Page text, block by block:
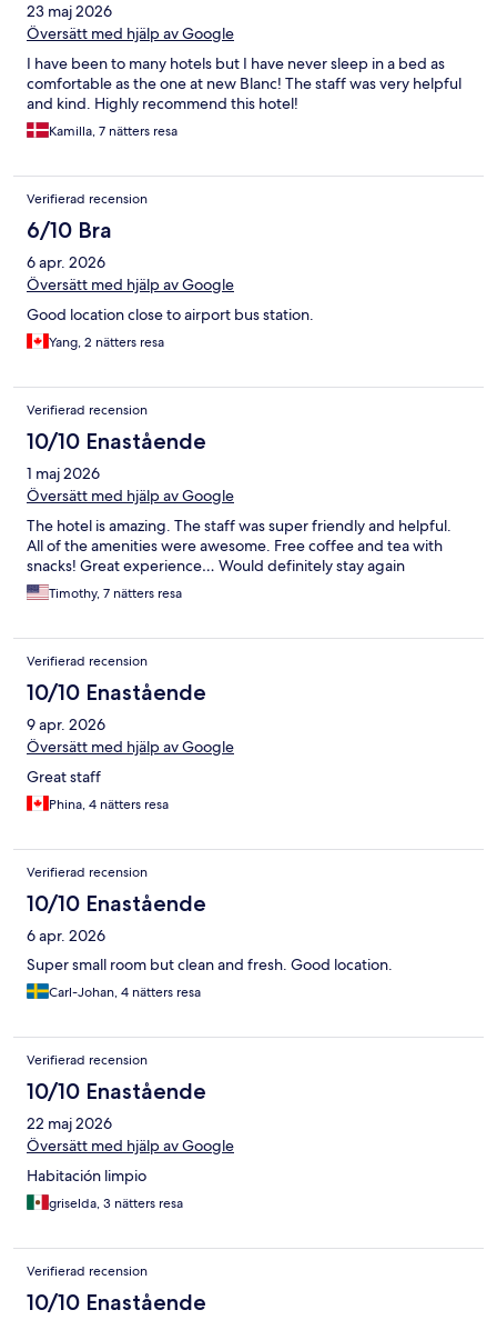
23 maj 2026
Översätt med hjälp av Google
I have been to many hotels but I have never sleep in a bed as
comfortable as the one at new Blanc! The staff was very helpful
and kind. Highly recommend this hotel!
Kamilla, 7 nätters resa
Verifierad recension
6/10 Bra
6 apr. 2026
Översätt med hjälp av Google
Good location close to airport bus station.
Yang, 2 nätters resa
Verifierad recension
10/10 Enastående
1 maj 2026
Översätt med hjälp av Google
The hotel is amazing. The staff was super friendly and helpful.
All of the amenities were awesome. Free coffee and tea with
snacks! Great experience… Would definitely stay again
Timothy, 7 nätters resa
Verifierad recension
10/10 Enastående
9 apr. 2026
Översätt med hjälp av Google
Great staff
Phina, 4 nätters resa
Verifierad recension
10/10 Enastående
6 apr. 2026
Super small room but clean and fresh. Good location.
Carl-Johan, 4 nätters resa
Verifierad recension
10/10 Enastående
22 maj 2026
Översätt med hjälp av Google
Habitación limpio
griselda, 3 nätters resa
Verifierad recension
10/10 Enastående